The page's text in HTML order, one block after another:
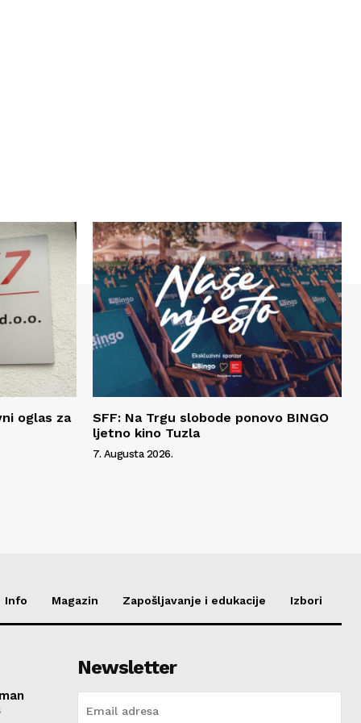
oglas za
SFF: Na Trgu slobode ponovo BINGO
ljetno kino Tuzla
7. Augusta 2026.
Info Magazin Zapošljavanje i edukacije Izbori
Newsletter